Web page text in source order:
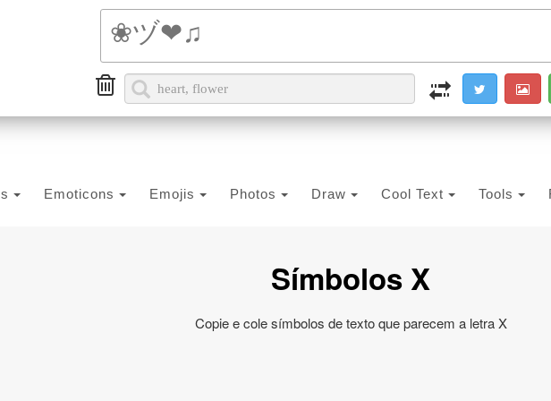
Emoticons Emojis Photos Draw Cool Text Tools
Símbolos X
Copie e cole símbolos de texto que parecem a letra X